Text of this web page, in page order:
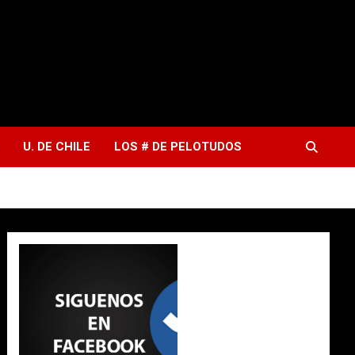
U. DE CHILE LOS # DE PELOTUDOS